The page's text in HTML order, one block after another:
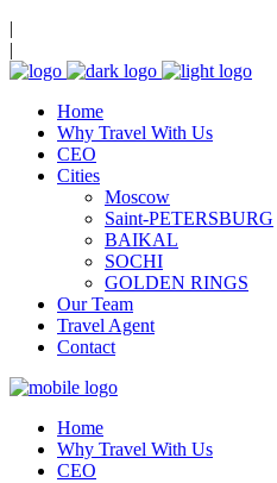
|
|
Home
Why Travel With Us
CEO
Cities
Moscow
Saint-PETERSBURG
BAIKAL
SOCHI
GOLDEN RINGS
Our Team
Travel Agent
Contact
Home
Why Travel With Us
CEO